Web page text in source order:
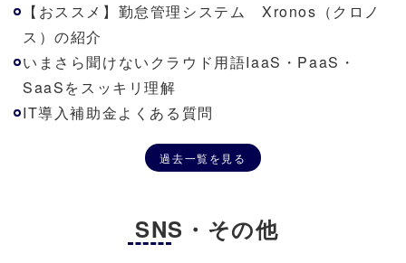
【おススメ】勤怠管理システム Xronos（クロノ
ス）の紹介
いまさら聞けないクラウド用語IaaS・PaaS・
SaaSをスッキリ理解
IT導入補助金よくある質問
過去一覧を見る
SNS・その他